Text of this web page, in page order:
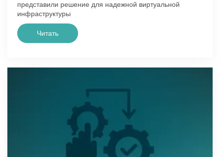
представили решение для надежной виртуальной
инфраструктуры
Читать